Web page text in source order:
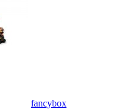
fancybox